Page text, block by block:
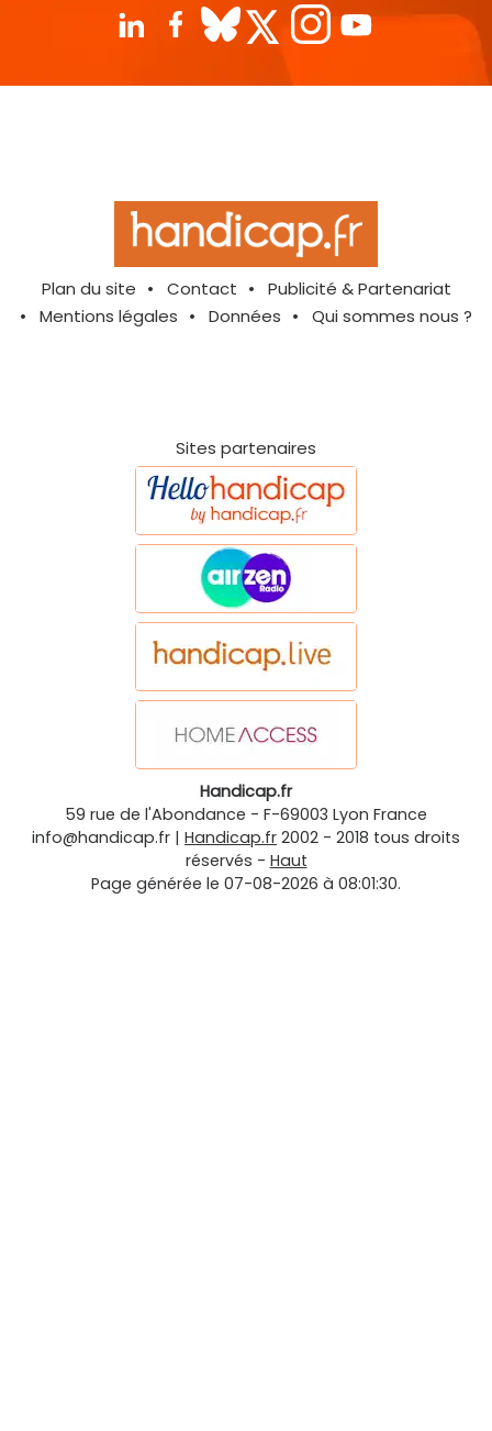
Plan du site Contact
Publicité & Partenariat
Mentions légales
Données Qui sommes nous ?
Sites partenaires
Handicap.fr
59 rue de l'Abondance - F-69003 Lyon France
info@handicap.fr | Handicap.fr 2002 - 2018 tous droits
réservés - Haut
Page générée le 07-08-2026 à 08:01:30.